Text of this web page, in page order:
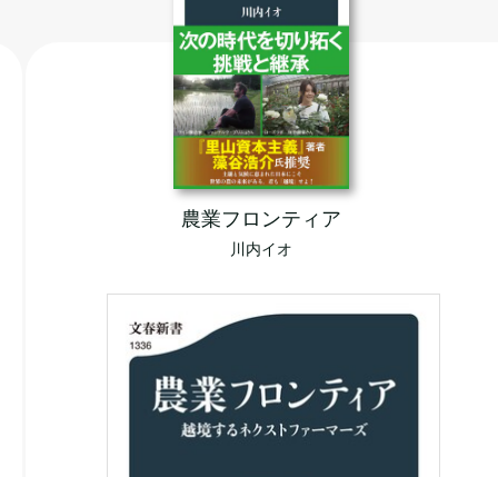
農業フロンティア
川内イオ